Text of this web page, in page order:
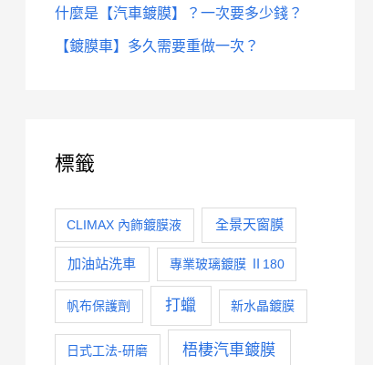
什麼是【汽車鍍膜】？一次要多少錢？
【鍍膜車】多久需要重做一次？
標籤
CLIMAX 內飾鍍膜液 全景天窗膜
加油站洗車 專業玻璃鍍膜 Ⅱ180
帆布保護劑 打蠟 新水晶鍍膜
日式工法-研磨 梧棲汽車鍍膜